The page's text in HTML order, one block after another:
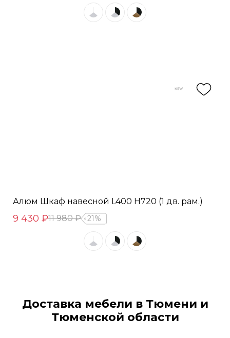
Алюм Шкаф навесной L400 Н720 (1 дв. рам.)
9 430 ₽11 980 ₽ 21%
Доставка мебели в Тюмени и
Тюменской области